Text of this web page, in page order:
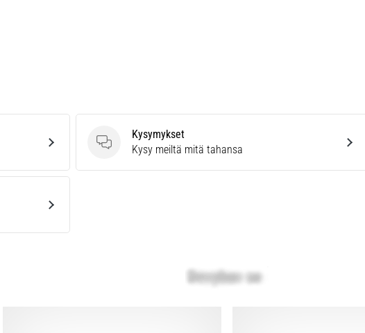
Kysymykset
Kysymykset
Kysy meiltä mitä tahansa